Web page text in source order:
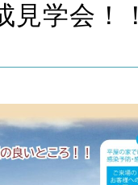
学会！！